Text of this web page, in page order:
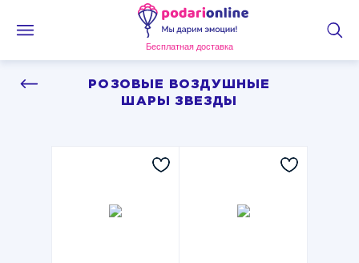
Бесплатная доставка
РОЗОВЫЕ ВОЗДУШНЫЕ
ШАРЫ ЗВЕЗДЫ